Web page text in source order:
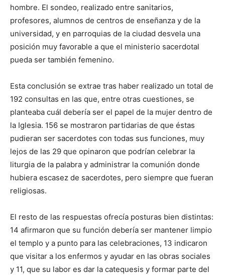
hombre. El sondeo, realizado entre sanitarios,
profesores, alumnos de centros de enseñanza y de la
universidad, y en parroquias de la ciudad desvela una
posición muy favorable a que el ministerio sacerdotal
pueda ser también femenino.
Esta conclusión se extrae tras haber realizado un total de
192 consultas en las que, entre otras cuestiones, se
planteaba cuál debería ser el papel de la mujer dentro de
la Iglesia. 156 se mostraron partidarias de que éstas
pudieran ser sacerdotes con todas sus funciones, muy
lejos de las 29 que opinaron que podrían celebrar la
liturgia de la palabra y administrar la comunión donde
hubiera escasez de sacerdotes, pero siempre que fueran
religiosas.
El resto de las respuestas ofrecía posturas bien distintas:
14 afirmaron que su función debería ser mantener limpio
el templo y a punto para las celebraciones, 13 indicaron
que visitar a los enfermos y ayudar en las obras sociales
y 11, que su labor es dar la catequesis y formar parte del